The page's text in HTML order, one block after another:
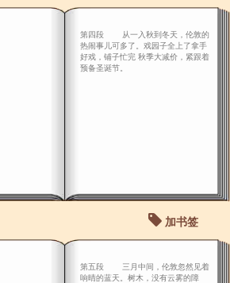
第四段 从一入秋到冬天，伦敦的
热闹事儿可多了。戏园子全上了拿手
好戏，铺子忙完 秋季大减价，紧跟着
预备圣诞节。
加书签
第五段 三月中间，伦敦忽然见着
响晴的蓝天。树木，没有云雾的障